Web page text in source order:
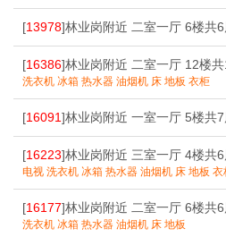
[13978]林业岗附近 二室一厅 6楼共
[16386]林业岗附近 二室一厅 12楼
洗衣机 冰箱 热水器 油烟机 床 地板 衣柜
[16091]林业岗附近 一室一厅 5楼共
[16223]林业岗附近 三室一厅 4楼共
电视 洗衣机 冰箱 热水器 油烟机 床 地板
[16177]林业岗附近 二室一厅 6楼共
洗衣机 冰箱 热水器 油烟机 床 地板